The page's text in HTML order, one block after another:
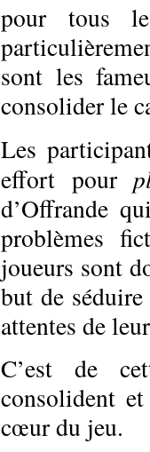
pour tous
sont les
consolider le
Les
effort pour
d’Offrande
problèmes
joueurs sont
but de
attentes de
C’est de
consolident
cœur du jeu.